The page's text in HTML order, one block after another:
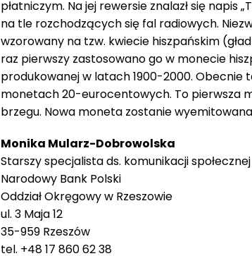
płatniczym. Na jej rewersie znalazł się napis
na tle rozchodzących się fal radiowych.
wzorowany na tzw. kwiecie hiszpańskim
raz pierwszy zastosowano go w monecie
produkowanej w latach 1900-2000. Obecnie
monetach 20-eurocentowych. To pierwsza
brzegu. Nowa moneta zostanie
Monika Mularz-Dobrowolska
Starszy specjalista ds. komunikacji społecznej
Narodowy Bank Polski
Oddział Okręgowy w Rzeszowie
ul. 3 Maja 12
35-959 Rzeszów
tel. +48 17 860 62 38